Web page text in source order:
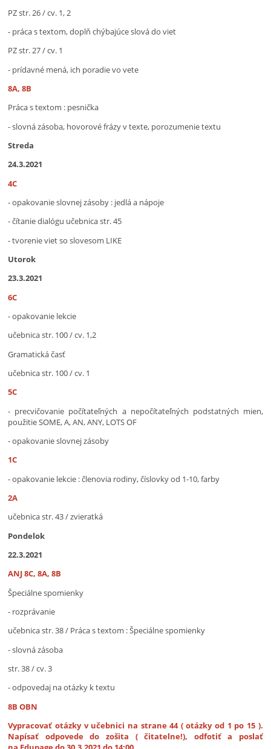
PZ str. 26 / cv. 1, 2
- práca s textom, doplň chýbajúce slová do viet
PZ str. 27 / cv. 1
- prídavné mená, ich poradie vo vete
8A, 8B
Práca s textom : pesnička
- slovná zásoba, hovorové frázy v texte, porozumenie textu
Streda
24.3.2021
4C
- opakovanie slovnej zásoby : jedlá a nápoje
- čítanie dialógu učebnica str. 45
- tvorenie viet so slovesom LIKE
Utorok
23.3.2021
6C
- opakovanie lekcie
učebnica str. 100 / cv. 1,2
Gramatická časť
učebnica str. 100 / cv. 1
5C
- precvičovanie počítateľných a nepočítateľných podstatných mien,
použitie SOME, A, AN, ANY, LOTS OF
- opakovanie slovnej zásoby
1C
- opakovanie lekcie : členovia rodiny, číslovky od 1-10, farby
2A
učebnica str. 43 / zvieratká
Pondelok
22.3.2021
ANJ 8C, 8A, 8B
Špeciálne spomienky
- rozprávanie
učebnica str. 38 / Práca s textom : Špeciálne spomienky
- slovná zásoba
str. 38 / cv. 3
- odpovedaj na otázky k textu
8B OBN
Vypracovať otázky v učebnici na strane 44 ( otázky od 1 po 15 ).
Napísať odpovede do zošita ( čitatelne!), odfotiť a poslať